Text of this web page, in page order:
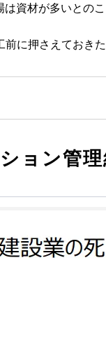
は資材が多いとの
前に押さえておき
ョン管